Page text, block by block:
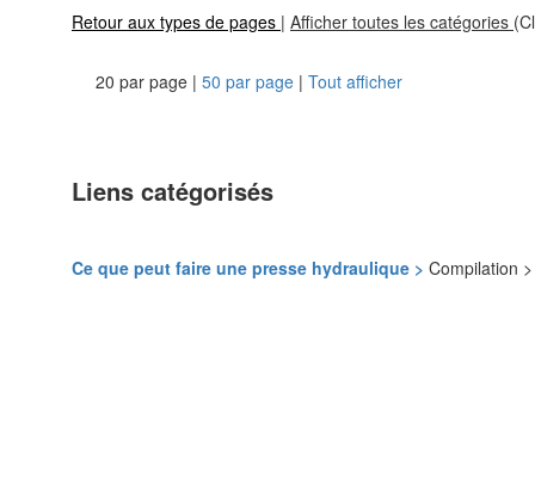
Retour aux types de pages | Afficher toutes les catégories
20 par page | 50 par page | Tout afficher
Liens catégorisés
Ce que peut faire une presse hydraulique > Compilation